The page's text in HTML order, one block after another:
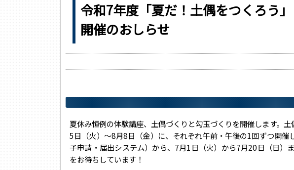
令和7年度「夏だ！土偶をつくろう
開催のおしらせ
夏休み恒例の体験講座、土偶づくりと勾玉づくりを開催します。
5日（火）～8月8日（金）に、それぞれ午前・午後の1回ずつ開
子申請・届出システム）から、7月1日（火）から7月20日（日）
をお待ちしています！